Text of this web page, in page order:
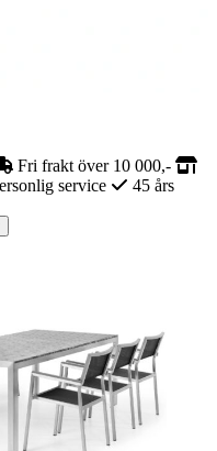
Fri frakt över 10 000,-
service
45 års